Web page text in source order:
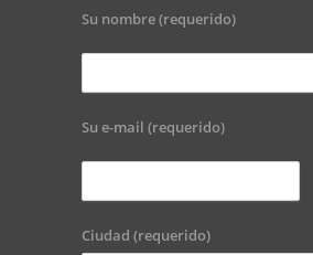
Su nombre (requerido)
Su e-mail (requerido)
Ciudad (requerido)